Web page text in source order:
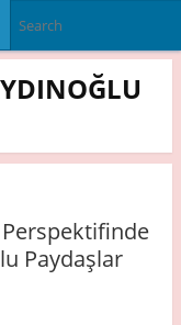
Perspektifinde
Paydaşlar